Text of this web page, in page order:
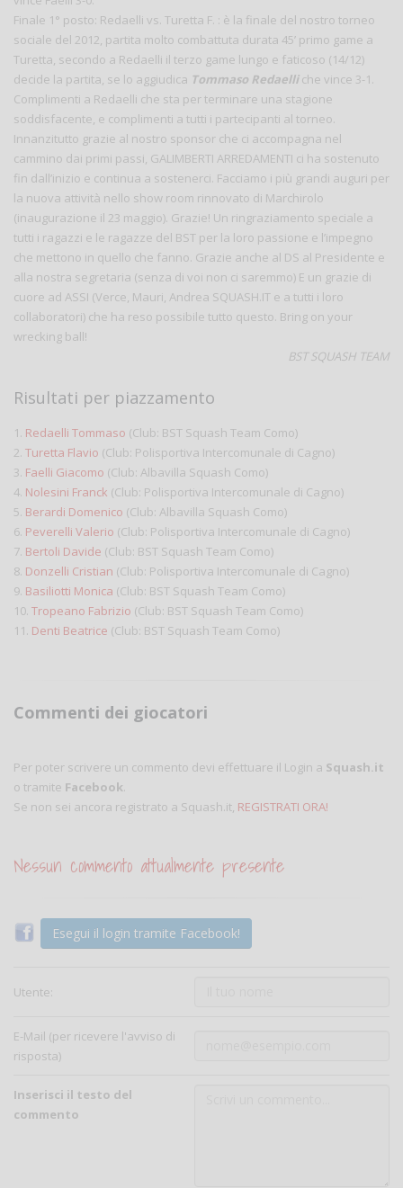
Finale 1° posto: Redaelli vs. Turetta F. : è la finale del nostro torneo
sociale del 2012, partita molto combattuta durata 45’ primo game a
Turetta, secondo a Redaelli il terzo game lungo e faticoso (14/12)
decide la partita, se lo aggiudica Tommaso Redaelliche vince 3-1.
Complimenti a Redaelli che sta per terminare una stagione
soddisfacente, e complimenti a tutti i partecipanti al torneo.
Innanzitutto grazie al nostro sponsor che ci accompagna nel
cammino dai primi passi, GALIMBERTI ARREDAMENTI ci ha sostenuto
fin dall’inizio e continua a sostenerci. Facciamo i più grandi auguri per
la nuova attività nello show room rinnovato di Marchirolo
(inaugurazione il 23 maggio). Grazie! Un ringraziamento speciale a
tutti i ragazzi e le ragazze del BST per la loro passione e l’impegno
che mettono in quello che fanno. Grazie anche al DS al Presidente e
alla nostra segretaria (senza di voi non ci saremmo) E un grazie di
cuore ad ASSI (Verce, Mauri, Andrea SQUASH.IT e a tutti i loro
collaboratori) che ha reso possibile tutto questo. Bring on your
wrecking ball!
BST SQUASH TEAM
Risultati per piazzamento
1. Redaelli Tommaso (Club: BST Squash Team Como)
2. Turetta Flavio (Club: Polisportiva Intercomunale di Cagno)
3. Faelli Giacomo (Club: Albavilla Squash Como)
4. Nolesini Franck (Club: Polisportiva Intercomunale di Cagno)
5. Berardi Domenico (Club: Albavilla Squash Como)
6. Peverelli Valerio (Club: Polisportiva Intercomunale di Cagno)
7. Bertoli Davide (Club: BST Squash Team Como)
8. Donzelli Cristian (Club: Polisportiva Intercomunale di Cagno)
9. Basiliotti Monica (Club: BST Squash Team Como)
10. Tropeano Fabrizio (Club: BST Squash Team Como)
11. Denti Beatrice (Club: BST Squash Team Como)
Commenti dei giocatori
Per poter scrivere un commento devi effettuare il Login a Squash.it
o tramite Facebook.
Se non sei ancora registrato a Squash.it, REGISTRATI ORA!
Nessun commento attualmente presente
Esegui il login tramite Facebook!
Utente:
E-Mail (per ricevere l'avviso di
risposta)
Inserisci il testo del
commento